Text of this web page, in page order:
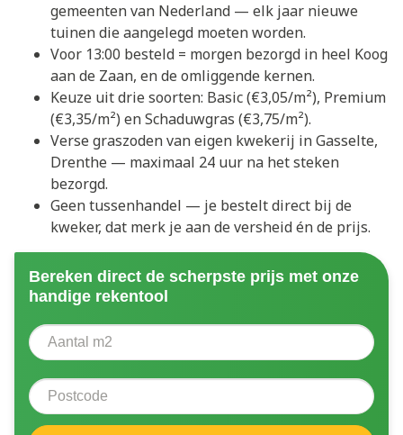
gemeenten van Nederland — elk jaar nieuwe
tuinen die aangelegd moeten worden.
Voor 13:00 besteld = morgen bezorgd in heel Koog
aan de Zaan, en de omliggende kernen.
Keuze uit drie soorten: Basic (€3,05/m²), Premium
(€3,35/m²) en Schaduwgras (€3,75/m²).
Verse graszoden van eigen kwekerij in Gasselte,
Drenthe — maximaal 24 uur na het steken
bezorgd.
Geen tussenhandel — je bestelt direct bij de
kweker, dat merk je aan de versheid én de prijs.
Bereken direct de scherpste prijs met onze
handige rekentool
Aantal vierkante meter
Postcode